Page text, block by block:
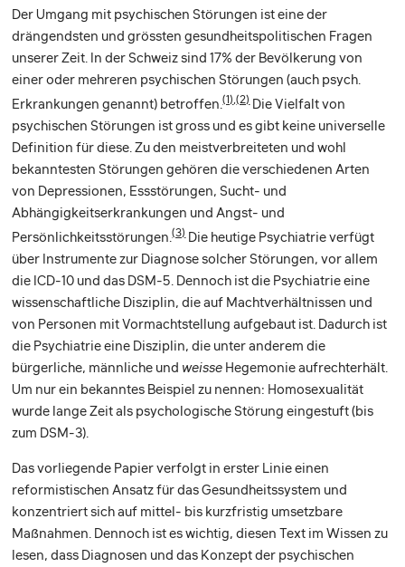
Der Umgang mit psychischen Störungen ist eine der
drängendsten und grössten gesundheitspolitischen Fragen
unserer Zeit. In der Schweiz sind 17% der Bevölkerung von
einer oder mehreren psychischen Störungen (auch psych.
Erkrankungen genannt) betroffen.(1),(2)Die Vielfalt von
psychischen Störungen ist gross und es gibt keine universelle
Definition für diese. Zu den meistverbreiteten und wohl
bekanntesten Störungen gehören die verschiedenen Arten
von Depressionen, Essstörungen, Sucht- und
Abhängigkeitserkrankungen und Angst- und
Persönlichkeitsstörungen.(3) Die heutige Psychiatrie verfügt
über Instrumente zur Diagnose solcher Störungen, vor allem
die ICD-10 und das DSM-5. Dennoch ist die Psychiatrie eine
wissenschaftliche Disziplin, die auf Machtverhältnissen und
von Personen mit Vormachtstellung aufgebaut ist. Dadurch ist
die Psychiatrie eine Disziplin, die unter anderem die
bürgerliche, männliche und weisse Hegemonie aufrechterhält.
Um nur ein bekanntes Beispiel zu nennen: Homosexualität
wurde lange Zeit als psychologische Störung eingestuft (bis
zum DSM-3).
Das vorliegende Papier verfolgt in erster Linie einen
reformistischen Ansatz für das Gesundheitssystem und
konzentriert sich auf mittel- bis kurzfristig umsetzbare
Maßnahmen. Dennoch ist es wichtig, diesen Text im Wissen zu
lesen, dass Diagnosen und das Konzept der psychischen